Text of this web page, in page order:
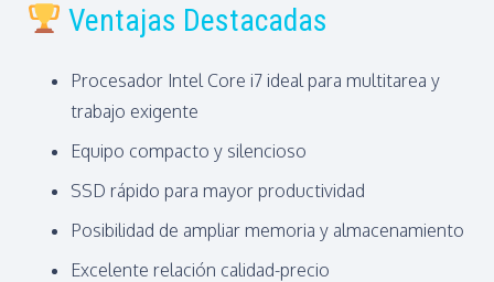
Ventajas Destacadas
Procesador Intel Core i7 ideal para multitarea y
trabajo exigente
Equipo compacto y silencioso
SSD rápido para mayor productividad
Posibilidad de ampliar memoria y almacenamiento
Excelente relación calidad-precio